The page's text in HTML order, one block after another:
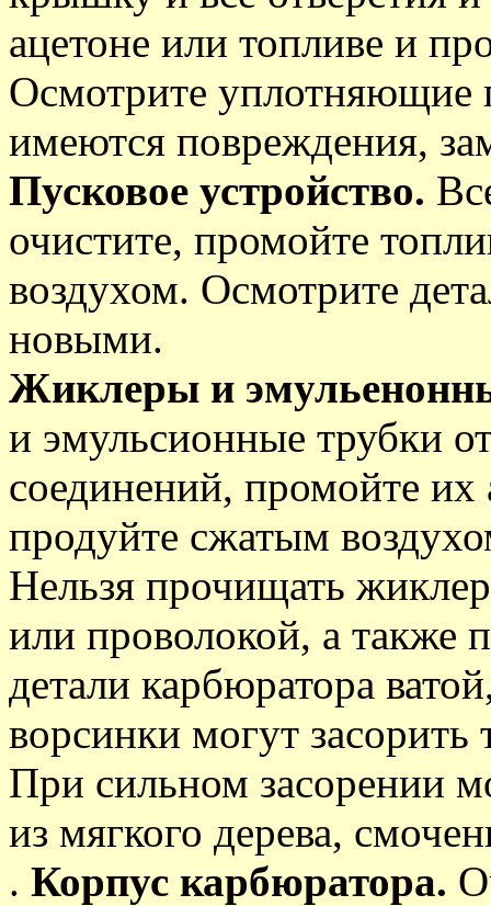
ацетоне или топливе и
Осмотрите уплотняющие
имеются повреждения,
Пусковое устройство.
очистите, промойте
воздухом. Осмотрите
новыми.
Жиклеры и
и эмульсионные трубки
соединений, промойте
продуйте сжатым
Нельзя прочищать
или проволокой, а также
детали карбюратора
ворсинки могут
При сильном засорении
из мягкого дерева,
. Корпус карбюратора.